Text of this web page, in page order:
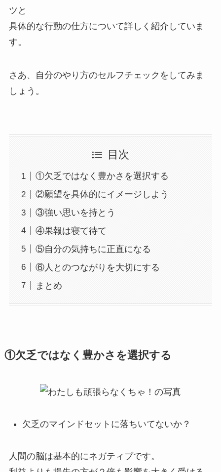
ツと
具体的な行動の仕方について詳しく紹介していま
す。
さあ、自分のやり方のセルフチェックをしてみま
しょう。
目次
①欠乏ではなく豊かさを選択する
②願望を具体的にイメージしよう
③強い思いを持とう
④果報は寝て待て
⑤自分の気持ちに正直になる
⑥人とのつながりを大切にする
まとめ
①欠乏ではなく豊かさを選択する
欠乏のマインドセットに落ちいてないか？
人間の脳は基本的にネガティブです。